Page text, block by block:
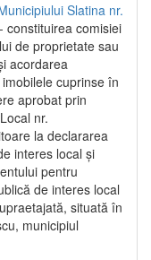
Slatina nr.
- constituirea comisiei
de proprietate sau
acordarea
cuprinse în
aprobat prin
nr.
la declararea
interes local și
pentru
de interes local
situată în
municipiul